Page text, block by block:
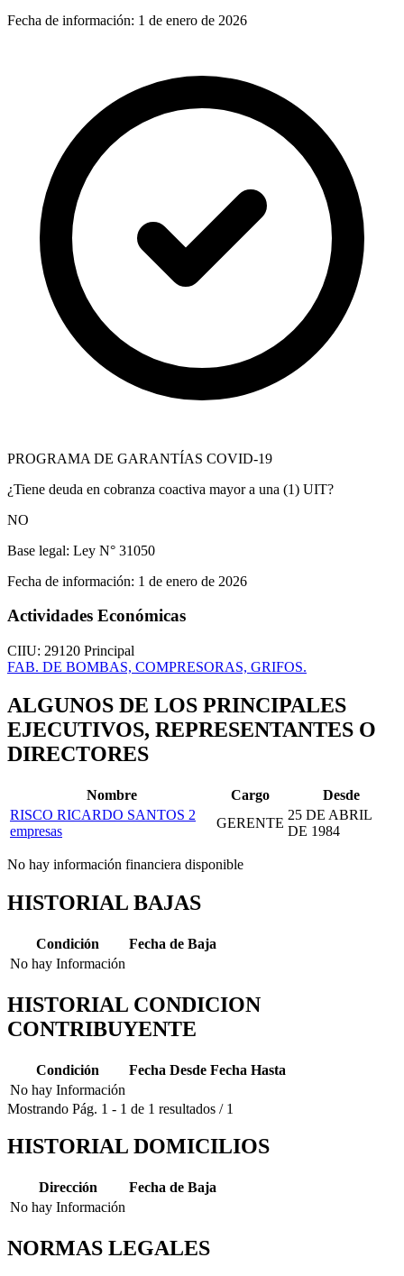
Fecha de información: 1 de enero de 2026
PROGRAMA DE GARANTÍAS COVID-19
¿Tiene deuda en cobranza coactiva mayor a una (1) UIT?
NO
Base legal: Ley N° 31050
Fecha de información: 1 de enero de 2026
Actividades Económicas
CIIU: 29120 Principal
FAB. DE BOMBAS, COMPRESORAS, GRIFOS.
ALGUNOS DE LOS PRINCIPALES
EJECUTIVOS, REPRESENTANTES O
DIRECTORES
Nombre Cargo
Desde
RISCO RICARDO SANTOS 2
empresas
GERENTE
25 DE ABRIL
DE 1984
No hay información financiera disponible
HISTORIAL BAJAS
Condición
Fecha de Baja
No hay Información
HISTORIAL CONDICION
CONTRIBUYENTE
Condición Fecha Desde Fecha Hasta
No hay Información
Mostrando Pág. 1 - 1 de 1 resultados / 1
HISTORIAL DOMICILIOS
Dirección
Fecha de Baja
No hay Información
NORMAS LEGALES